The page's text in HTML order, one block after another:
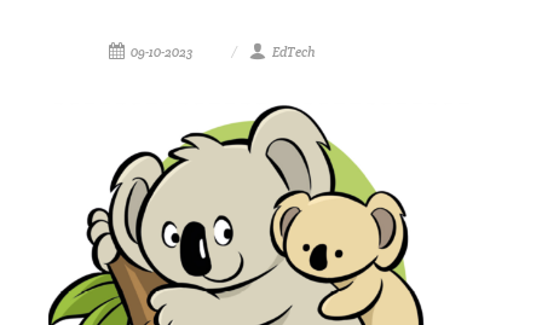
09-10-2023 EdTech